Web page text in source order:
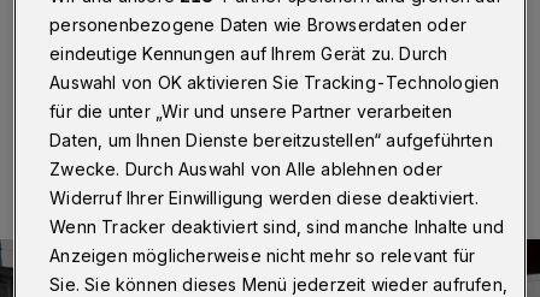
funktioniert eigentlich der Betrieb einer Eissporthalle?
Wer läuft dort alles oder macht dort Sport auf dem Eis?
03.01.2022 , 12:00 Uhr Eine Minute Lesezeit
personenbezogene Daten wie Browserdaten oder
eindeutige Kennungen auf Ihrem Gerät zu. Durch
Auswahl von OK aktivieren Sie Tracking-Technologien
für die unter „Wir und unsere Partner verarbeiten
Daten, um Ihnen Dienste bereitzustellen“ aufgeführten
Zwecke. Durch Auswahl von Alle ablehnen oder
Widerruf Ihrer Einwilligung werden diese deaktiviert.
Wenn Tracker deaktiviert sind, sind manche Inhalte und
Anzeigen möglicherweise nicht mehr so relevant für
Sie. Sie können dieses Menü jederzeit wieder aufrufen,